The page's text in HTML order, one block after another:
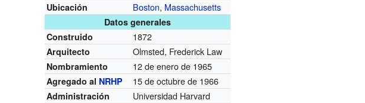
Ubicación Boston, Massachusetts
Datos generales
Construido
1872
Arquitecto Olmsted, Frederick Law
Nombramiento 12 de enero de 1965
Agregado al NRHP 15 de octubre de 1966
Administración Universidad Harvard